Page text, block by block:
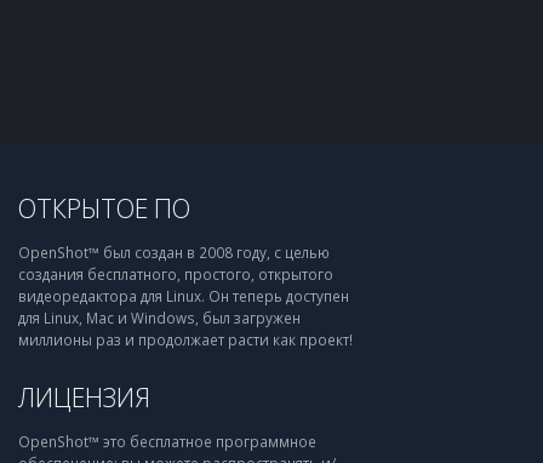
ОТКРЫТОЕ ПО
OpenShot™ был создан в 2008 году, с целью
создания бесплатного, простого, открытого
видеоредактора для Linux. Он теперь доступен
для Linux, Mac и Windows, был загружен
миллионы раз и продолжает расти как проект!
ЛИЦЕНЗИЯ
OpenShot™ это бесплатное программное